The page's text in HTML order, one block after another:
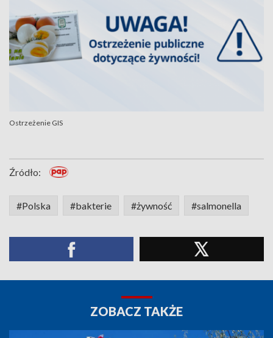
Ostrzeżenie GIS
Źródło:
#Polska #bakterie #żywność #salmonella
ZOBACZ TAKŻE